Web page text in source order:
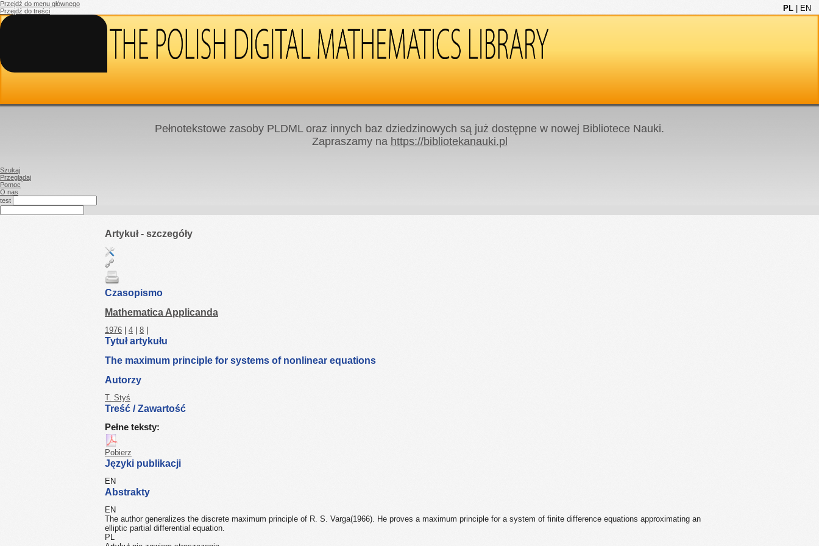
Przejdź do menu głównego
Przejdź do treści
PL EN
Pełnotekstowe zasoby PLDML oraz innych baz dziedzinowych są już dostępne w nowej Bibliotece Nauki.
Zapraszamy na https://bibliotekanauki.pl
Szukaj
Przeglądaj
Pomoc
O nas
test
Artykuł - szczegóły
Czasopismo
Mathematica Applicanda
1976 4 8
Tytuł artykułu
The maximum principle for systems of nonlinear equations
Autorzy
T. Styś
Treść / Zawartość
Pełne teksty:
Pobierz
Języki publikacji
EN
Abstrakty
EN
The author generalizes the discrete maximum principle of R. S. Varga(1966). He proves a maximum principle for a system of finite difference equations approximating an
elliptic partial differential equation.
PL